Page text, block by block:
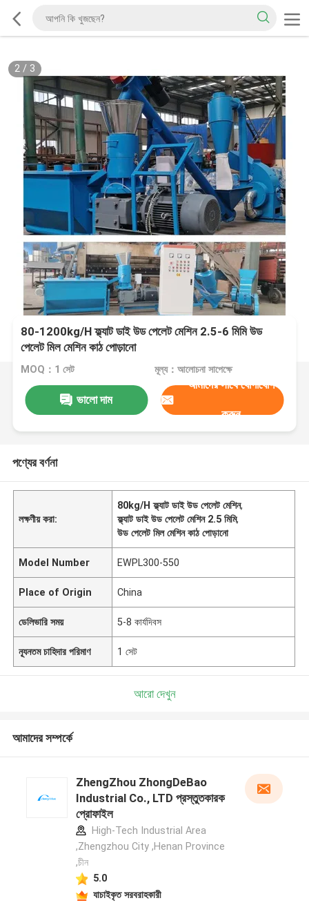
2/ 3
80-1200kg/H ফ্ল্যাট ডাই উড পেলেট মেশিন 2.5-6 মিমি উড
পেলেট মিল মেশিন কাঠ পোড়ানো
MOQ：1 সেট মূল্য：আলোচনা সাপেক্ষে
ভালো দাম
আমাদের সাথে যোগাযোগ
করুন
পণ্যের বর্ণনা
লক্ষণীয় করা:
80kg/H ফ্ল্যাট ডাই উড পেলেট মেশিন,
ফ্ল্যাট ডাই উড পেলেট মেশিন 2.5 মিমি,
উড পেলেট মিল মেশিন কাঠ পোড়ানো
Model Number EWPL300-550
Place of Origin China
ডেলিভারি সময় 5-8 কার্যদিবস
ন্যূনতম চাহিদার পরিমাণ 1 সেট
আরো দেখুন
আমাদের সম্পর্কে
ZhengZhou ZhongDeBao
Industrial Co., LTD প্রস্তুতকারক
প্রোফাইল
High-Tech Industrial Area
,Zhengzhou City ,Henan Province
,চীন
5.0
যাচাইকৃত সরবরাহকারী